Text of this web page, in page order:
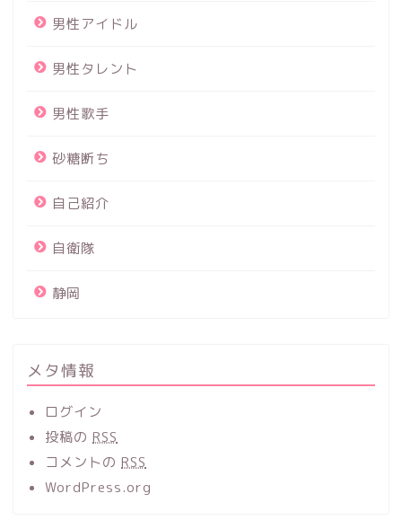
男性アイドル
男性タレント
男性歌手
砂糖断ち
自己紹介
自衛隊
静岡
メタ情報
ログイン
投稿の RSS
コメントの RSS
WordPress.org